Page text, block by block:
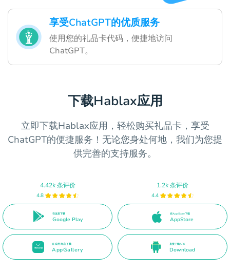
享受ChatGPT的优质服务
使用您的礼品卡代码，便捷地访问
ChatGPT。
下载Hablax应用
立即下载Hablax应用，轻松购买礼品卡，享受
ChatGPT的便捷服务！无论您身处何地，我们为您提
供完善的支持服务。
4.42k 条评价
4.8
在这里下载
Google Play
1.2k 条评价
4.4
在App Store下载
AppStore
在应用商店下载
AppGallery
直接下载APK
Download